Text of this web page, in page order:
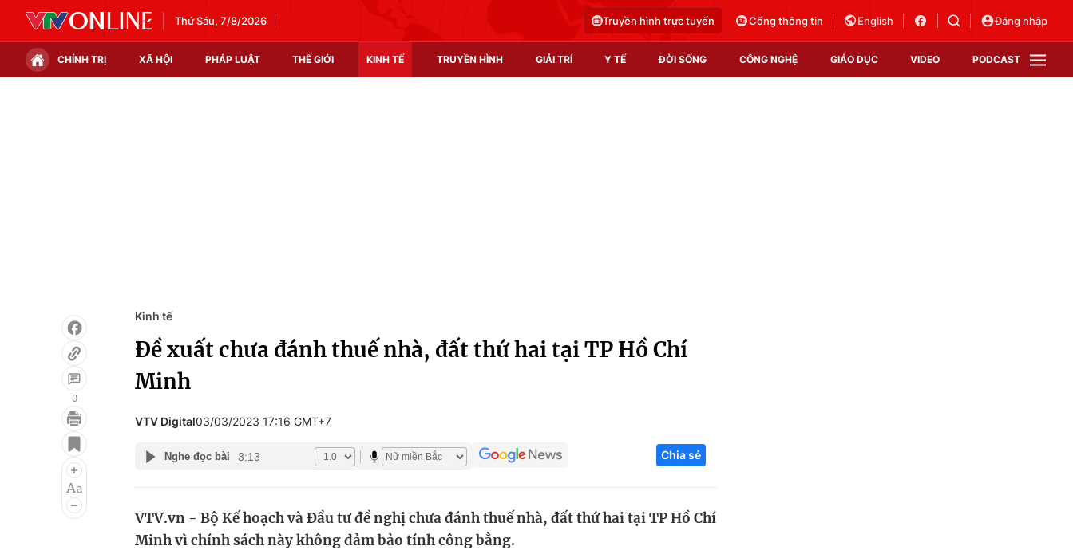
Thứ Sáu, 7/8/2026 Truyền hình trực tuyến Cổng thông tin English Đăng nhập
CHÍNH TRỊ XÃ HỘI PHÁP LUẬT THẾ GIỚI KINH TẾ TRUYỀN HÌNH GIẢI TRÍ Y TẾ ĐỜI SỐNG CÔNG NGHỆ GIÁO DỤC VIDEO PODCAST
Infographic
Điện ảnh
Âm nhạc
Du lịch
Chất lượng cuộc sống
Tuyển sinh
Hitech Công nghệ tương lai
Thị trường
0
Kinh tế
Đề xuất chưa đánh thuế nhà, đất thứ hai tại TP Hồ Chí
Minh
VTV Digital03/03/2023 17:16 GMT+7
Nghe đọc bài 3:13 Chia sẻ
VTV.vn - Bộ Kế hoạch và Đầu tư đề nghị chưa đánh thuế nhà, đất thứ hai tại TP Hồ Chí
Minh vì chính sách này không đảm bảo tính công bằng.